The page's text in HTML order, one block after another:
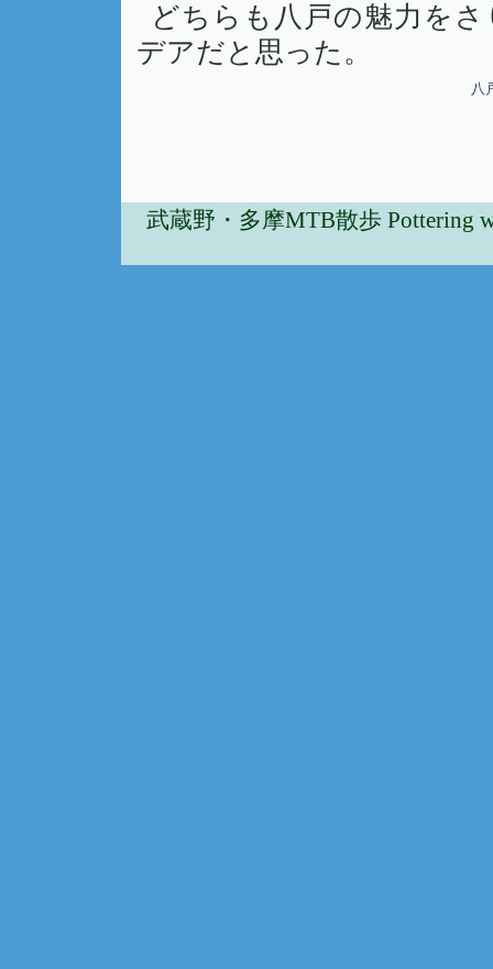
どちらも八戸の魅力を
デアだと思った。
八
武蔵野・多摩MTB散歩 Pottering